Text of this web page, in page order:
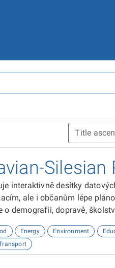
Silesian
interaktivně desítky
ale i občanům lépe
demografii, dopravě,
Energy Environment